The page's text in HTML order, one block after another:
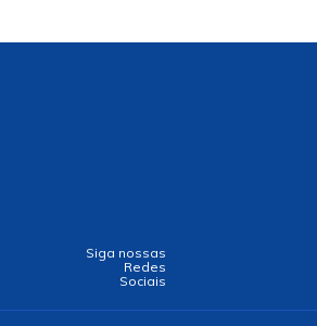
Siga nossas
Redes
Sociais